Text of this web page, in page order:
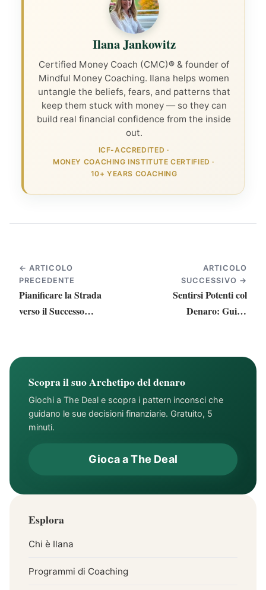
Ilana Jankowitz
Certified Money Coach (CMC)® & founder of
Mindful Money Coaching. Ilana helps women
untangle the beliefs, fears, and patterns that
keep them stuck with money — so they can
build real financial confidence from the inside
out.
ICF-ACCREDITED ·
MONEY COACHING INSTITUTE CERTIFIED ·
10+ YEARS COACHING
← ARTICOLO
PRECEDENTE
Pianificare la Strada
verso il Successo
ARTICOLO
SUCCESSIVO →
Sentirsi Potenti col
Denaro: Guida
Scopra il suo Archetipo del denaro
Giochi a The Deal e scopra i pattern inconsci che
guidano le sue decisioni finanziarie. Gratuito, 5
minuti.
Gioca a The Deal
Esplora
Chi è Ilana
Programmi di Coaching